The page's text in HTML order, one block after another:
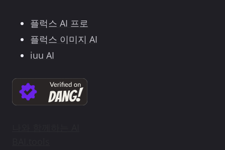
플럭스 AI 프로
플럭스 이미지 AI
iuu AI